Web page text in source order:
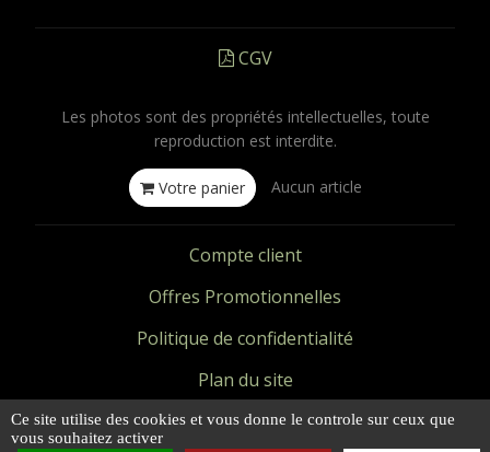
CGV
Les photos sont des propriétés intellectuelles, toute
reproduction est interdite.
Votre panier Aucun article
Compte client
Offres Promotionnelles
Politique de confidentialité
Plan du site
Mentions légales
Ce site utilise des cookies et vous donne le controle sur ceux que
vous souhaitez activer